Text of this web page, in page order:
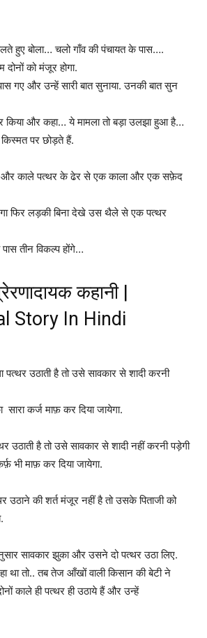
हुए बोला… चलो गाँव की पंचायत के पास….
दोनों को मंजूर होगा.
गए और उन्हें सारी बात सुनाया. उनकी बात सुन
किया और कहा… ये मामला तो बड़ा उलझा हुआ है…
पर छोड़ते हैं.
और काले पत्थर के ढेर से एक काला और एक सफ़ेद
फिर लड़की बिना देखे उस थैले से एक पत्थर
तीन विकल्प होंगे…
कहानी |
Story In Hindi
पत्थर उठाती है तो उसे सावकार से शादी करनी
सारा कर्ज माफ़ कर दिया जायेगा.
उठाती है तो उसे सावकार से शादी नहीं करनी पड़ेगी
भी माफ़ कर दिया जायेगा.
उठाने की शर्त मंजूर नहीं है तो उसके पिताजी को
सावकार झुका और उसने दो पत्थर उठा लिए.
था तो.. तब तेज आँखों वाली किसान की बेटी ने
काले ही पत्थर ही उठाये हैं और उन्हें